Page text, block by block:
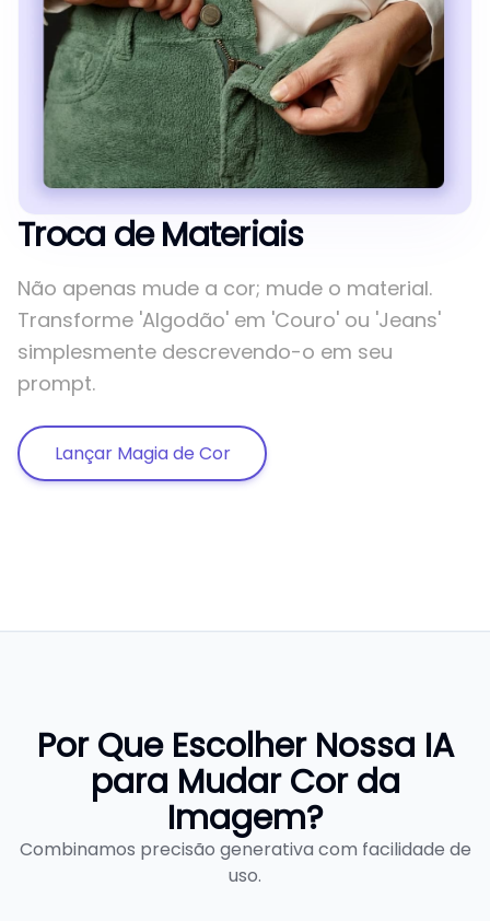
Troca de Materiais
Não apenas mude a cor; mude o material.
Transforme 'Algodão' em 'Couro' ou 'Jeans'
simplesmente descrevendo-o em seu
prompt.
Lançar Magia de Cor
Por Que Escolher Nossa IA
para Mudar Cor da
Imagem?
Combinamos precisão generativa com facilidade de
uso.